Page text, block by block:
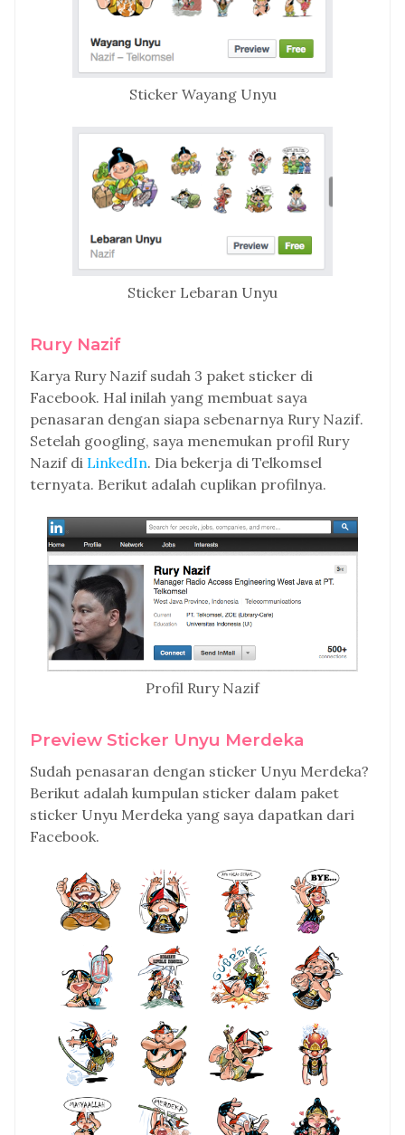
Sticker Wayang Unyu
Sticker Lebaran Unyu
Rury Nazif
Karya Rury Nazif sudah 3 paket sticker di
Facebook. Hal inilah yang membuat saya
penasaran dengan siapa sebenarnya Rury Nazif.
Setelah googling, saya menemukan profil Rury
Nazif di LinkedIn. Dia bekerja di Telkomsel
ternyata. Berikut adalah cuplikan profilnya.
Profil Rury Nazif
Preview Sticker Unyu Merdeka
Sudah penasaran dengan sticker Unyu Merdeka?
Berikut adalah kumpulan sticker dalam paket
sticker Unyu Merdeka yang saya dapatkan dari
Facebook.